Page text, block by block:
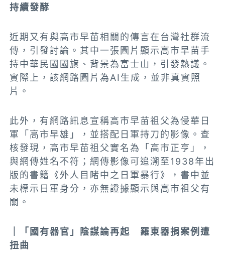
持續發酵
近期又有與高市早苗相關的傳言在台灣社群流
傳，引發討論。其中一張圖片顯示高市早苗手
持中華民國國旗、背景為富士山，引發熱議。
實際上，該網路圖片為AI生成，並非真實照
片。
此外，有網路訊息宣稱高市早苗祖父為侵華日
軍「高市早雄」，並搭配日軍持刀的影像。查
核發現，高市早苗祖父實名為「高市正亨」，
與網傳姓名不符；網傳影像可追溯至1938年出
版的書籍《外人目睹中之日軍暴行》，書中並
未標示日軍身分，亦無證據顯示與高市祖父有
關。
｜「國有器官」陰謀論再起 羅東器捐案例遭
扭曲